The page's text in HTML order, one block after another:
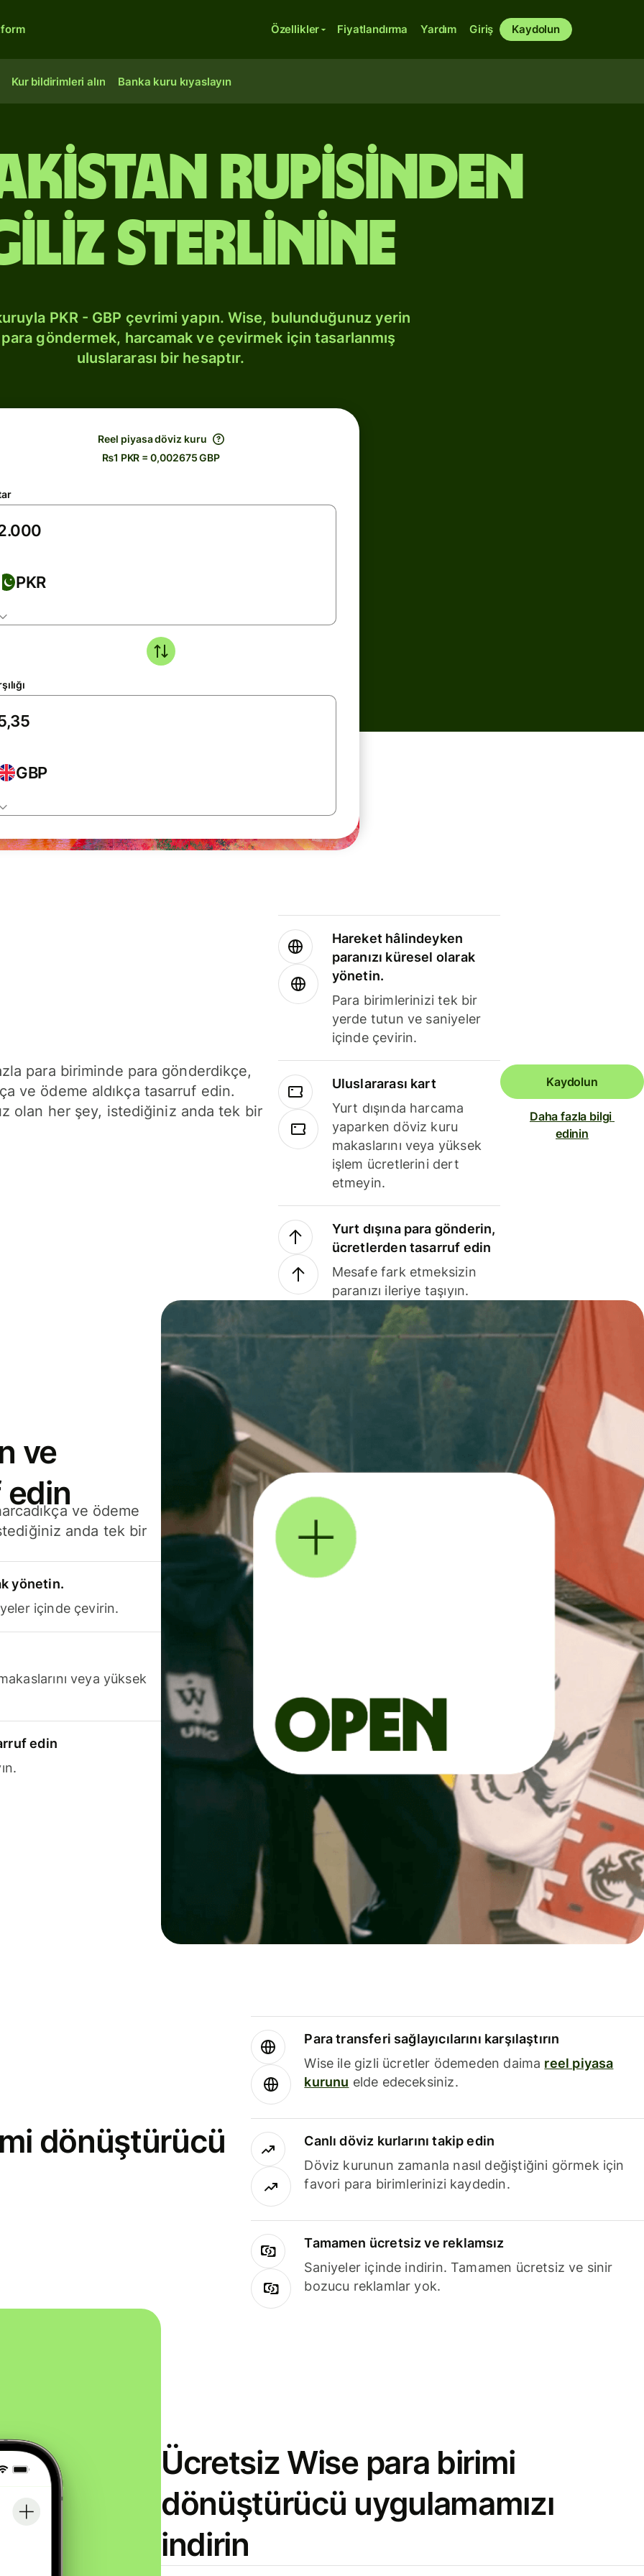
Özellikler Fiyatlandırma Yardım Giriş Kaydolun
Kur bildirimleri alın Banka kuru kıyaslayın
rupisinden
sterlinine
PKR - GBP çevrimi yapın. Wise, bulunduğunuz yerin
göndermek, harcamak ve çevirmek için tasarlanmış
uluslararası bir hesaptır.
Reel piyasa döviz kuru
₨1 PKR = 0,002675 GBP
PKR
GBP
para biriminde para gönderdikçe,
ve ödeme aldıkça tasarruf edin.
olan her şey, istediğiniz anda tek bir
Hareket hâlindeyken
paranızı küresel olarak
yönetin.
Para birimlerinizi tek bir
yerde tutun ve saniyeler
içinde çevirin.
Uluslararası kart
Yurt dışında harcama
yaparken döviz kuru
makaslarını veya yüksek
işlem ücretlerini dert
etmeyin.
Yurt dışına para gönderin,
ücretlerden tasarruf edin
Mesafe fark etmeksizin
paranızı ileriye taşıyın.
Kaydolun
Daha fazla bilgi
edinin
ve
edinve ödeme
anda tek bir
yönetin.
içinde çevirin.
veya yüksek
edin
dönüştürücü
Para transferi sağlayıcılarını karşılaştırın
Wise ile gizli ücretler ödemeden daima reel piyasa
kurunu elde edeceksiniz.
Canlı döviz kurlarını takip edin
Döviz kurunun zamanla nasıl değiştiğini görmek için
favori para birimlerinizi kaydedin.
Tamamen ücretsiz ve reklamsız
Saniyeler içinde indirin. Tamamen ücretsiz ve sinir
bozucu reklamlar yok.
Ücretsiz Wise para birimi
dönüştürücü uygulamamızı
indirin